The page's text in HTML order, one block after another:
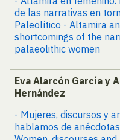
de las narrativas en
Paleolítico - Altamira
shortcomings of the
palaeolithic women
Eva Alarcón García y
Hernández
- Mujeres, discursos y
hablamos de